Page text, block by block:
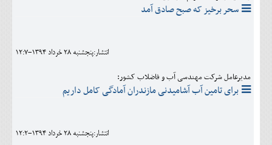
سحر برخیز که صبح صادق آمد
انتشار:پنجشنبه 28 خرداد 1394-12:7
مدیرعامل شرکت مهندسی آب و فاضلاب کشور:
برای تامین آب آشامیدنی مازندران آمادگی کامل داریم
انتشار:پنجشنبه 28 خرداد 1394-12:2